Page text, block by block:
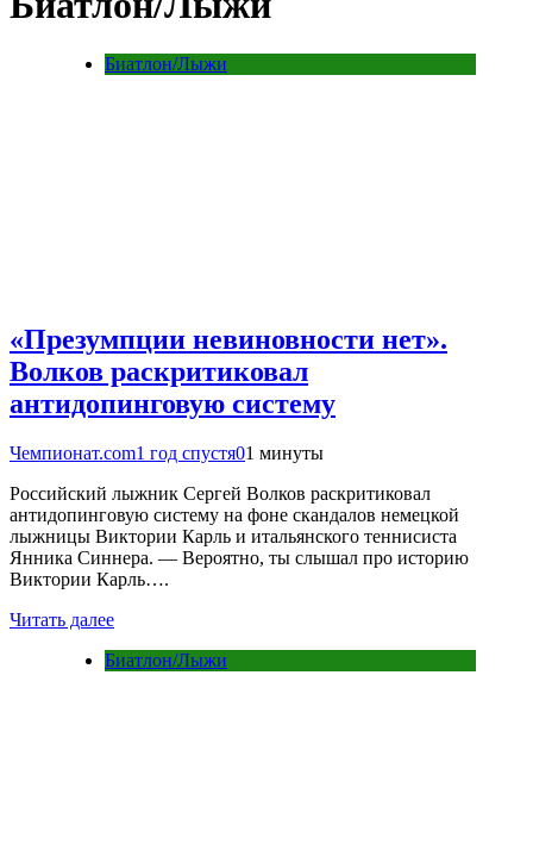
Биатлон/Лыжи
«Презумпции невиновности нет».
Волков раскритиковал
антидопинговую систему
Чемпионат.com1 год спустя01 минуты
Российский лыжник Сергей Волков раскритиковал
антидопинговую систему на фоне скандалов немецкой
лыжницы Виктории Карль и итальянского теннисиста
Янника Синнера. — Вероятно, ты слышал про историю
Виктории Карль….
Читать далее
Биатлон/Лыжи